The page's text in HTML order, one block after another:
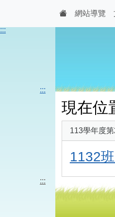
:::
網站導覽
:::
現在位
113學年度
1132
:::